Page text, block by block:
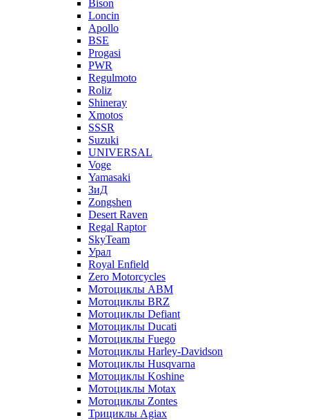
Bison
Loncin
Apollo
BSE
Progasi
PWR
Regulmoto
Roliz
Shineray
Xmotos
SSSR
Suzuki
UNIVERSAL
Voge
Yamasaki
ЗиД
Zongshen
Desert Raven
Regal Raptor
SkyTeam
Урал
Royal Enfield
Zero Motorcycles
Мотоциклы ABM
Мотоциклы BRZ
Мотоциклы Defiant
Мотоциклы Ducati
Мотоциклы Fuego
Мотоциклы Harley-Davidson
Мотоциклы Husqvarna
Мотоциклы Koshine
Мотоциклы Motax
Мотоциклы Zontes
Трициклы Agiax